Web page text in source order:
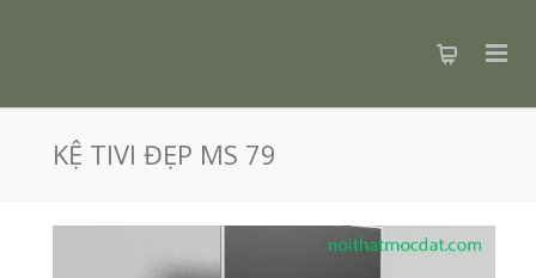
KỆ TIVI ĐẸP MS 79